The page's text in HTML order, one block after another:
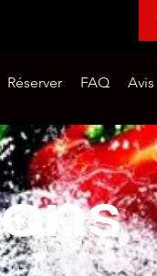
Réserver FAQ Avis